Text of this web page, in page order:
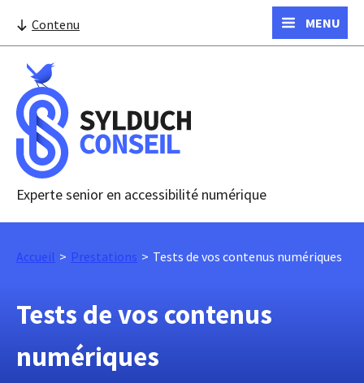
Contenu MENU
Experte senior en accessibilité numérique
Accueil Prestations Tests de vos contenus numériques
Tests de vos contenus
numériques